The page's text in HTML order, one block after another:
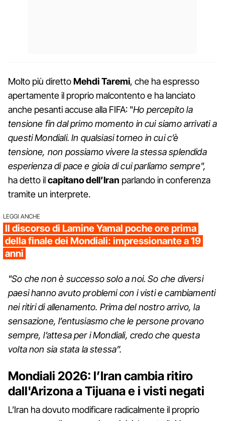
Molto più direttoMehdi Taremi, che ha espresso
apertamente il proprio malcontento e ha lanciato
anche pesanti accuse alla FIFA: "Ho percepito la
tensione fin dal primo momento in cui siamo arrivati a
questi Mondiali. In qualsiasi torneo in cui c’è
tensione, non possiamo vivere la stessa splendida
esperienza di pace e gioia di cui parliamo sempre",
ha detto ilcapitano dell’Iran parlando in conferenza
tramite un interprete.
LEGGI ANCHE
Il discorso di Lamine Yamal poche ore prima
della finale dei Mondiali: impressionante a 19
anni
"So che non è successo solo a noi. So che diversi
paesi hanno avuto problemi con i visti e cambiamenti
nei ritiri di allenamento. Prima del nostro arrivo, la
sensazione, l’entusiasmo che le persone provano
sempre, l’attesa per i Mondiali, credo che questa
volta non sia stata la stessa”.
Mondiali 2026: l’Iran cambia ritiro
dall'Arizona a Tijuana e i visti negati
L’Iran ha dovuto modificare radicalmente il proprio